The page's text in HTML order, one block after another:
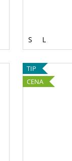
S L
TIP
CENA